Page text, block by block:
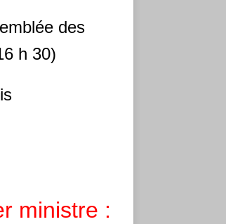
des
h 30)
ministre :